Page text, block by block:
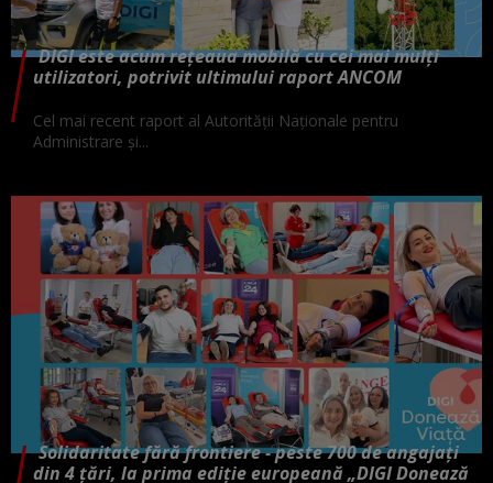
DIGI este acum rețeaua mobilă cu cei mai mulți
utilizatori, potrivit ultimului raport ANCOM
Cel mai recent raport al Autorității Naționale pentru
Administrare și...
Solidaritate fără frontiere - peste 700 de angajați
din 4 țări, la prima ediție europeană „DIGI Donează